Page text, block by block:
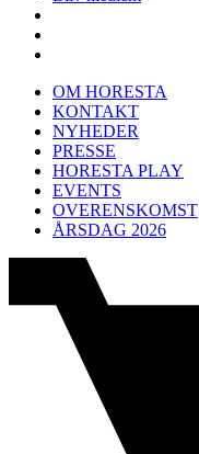
OM HORESTA
KONTAKT
NYHEDER
PRESSE
HORESTA PLAY
EVENTS
OVERENSKOMST
ÅRSDAG 2026